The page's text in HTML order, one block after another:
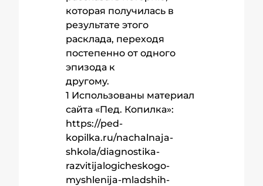
которая получилась в
результате этого
расклада, переходя
постепенно от одного
эпизода к
другому.
1 Использованы материал
сайта «Пед. Копилка»:
https://ped-
kopilka.ru/nachalnaja-
shkola/diagnostika-
razvitijalogicheskogo-
myshlenija-mladshih-